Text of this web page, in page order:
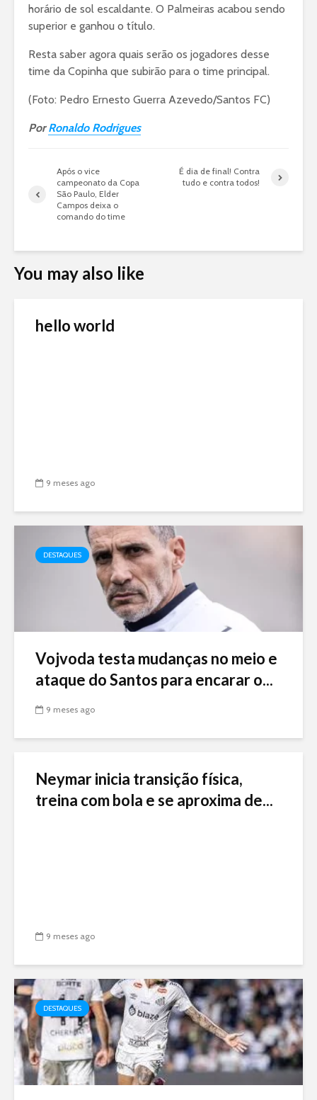
horário de sol escaldante. O Palmeiras acabou sendo
superior e ganhou o título.
Resta saber agora quais serão os jogadores desse
time da Copinha que subirão para o time principal.
(Foto: Pedro Ernesto Guerra Azevedo/Santos FC)
PorRonaldo Rodrigues
Após o vice
campeonato da Copa
São Paulo, Elder
Campos deixa o
comando do time
É dia de final! Contra
tudo e contra todos!
You may also like
hello world
9 meses ago
DESTAQUES
Vojvoda testa mudanças no meio e
ataque do Santos para encarar o...
9 meses ago
Neymar inicia transição física,
treina com bola e se aproxima de...
9 meses ago
DESTAQUES